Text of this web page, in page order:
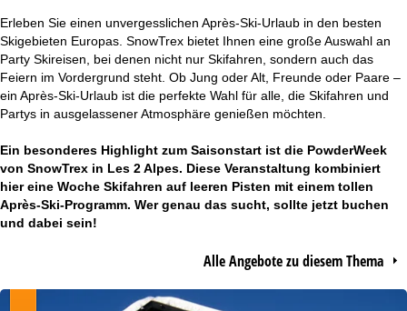
r
t
s
i
t
Erleben Sie einen unvergesslichen Après-Ski-Urlaub in den besten
Skigebieten Europas. SnowTrex bietet Ihnen eine große Auswahl an
Party Skireisen, bei denen nicht nur Skifahren, sondern auch das
Feiern im Vordergrund steht. Ob Jung oder Alt, Freunde oder Paare –
ein Après-Ski-Urlaub ist die perfekte Wahl für alle, die Skifahren und
Partys in ausgelassener Atmosphäre genießen möchten.
Ein besonderes Highlight zum Saisonstart ist die PowderWeek
von SnowTrex in Les 2 Alpes. Diese Veranstaltung kombiniert
hier eine Woche Skifahren auf leeren Pisten mit einem tollen
Après-Ski-Programm. Wer genau das sucht, sollte jetzt buchen
und dabei sein!
Alle Angebote zu diesem Thema